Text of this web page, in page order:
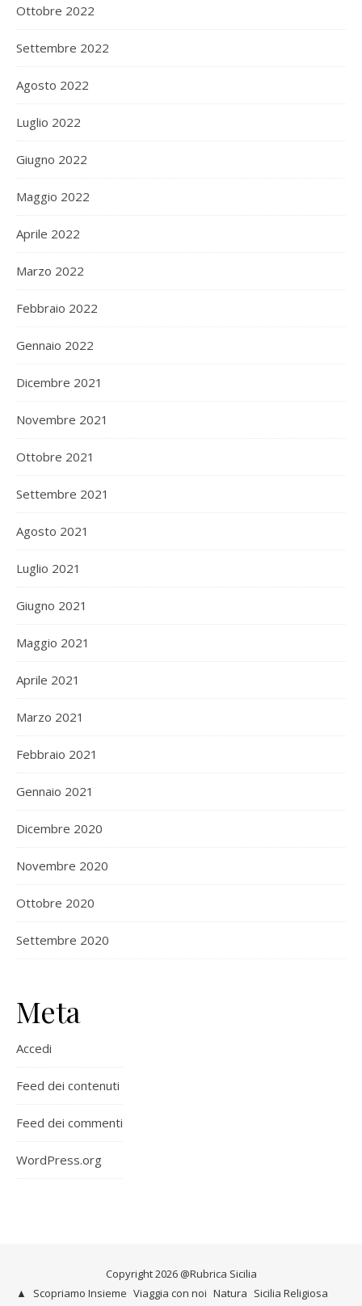
Ottobre 2022
Settembre 2022
Agosto 2022
Luglio 2022
Giugno 2022
Maggio 2022
Aprile 2022
Marzo 2022
Febbraio 2022
Gennaio 2022
Dicembre 2021
Novembre 2021
Ottobre 2021
Settembre 2021
Agosto 2021
Luglio 2021
Giugno 2021
Maggio 2021
Aprile 2021
Marzo 2021
Febbraio 2021
Gennaio 2021
Dicembre 2020
Novembre 2020
Ottobre 2020
Settembre 2020
Meta
Accedi
Feed dei contenuti
Feed dei commenti
WordPress.org
Copyright 2026 @Rubrica Sicilia
▲
Scopriamo Insieme Viaggia con noi Natura Sicilia Religiosa